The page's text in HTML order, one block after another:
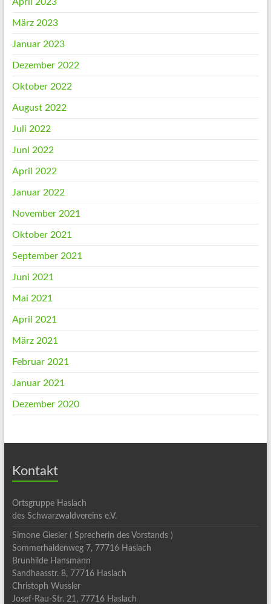
März 2023
Januar 2023
Dezember 2022
Oktober 2022
August 2022
Juli 2022
Juni 2022
April 2022
Januar 2022
November 2021
Oktober 2021
September 2021
Juni 2021
Mai 2021
April 2021
März 2021
Februar 2021
Januar 2021
Dezember 2020
Kontakt
Ortsgruppe Haslach
des Schwarzwaldvereins e.V.
Simone Giesler ( Sprecherin des Vorstands )
Sommerhaldenweg 7, 77716 Haslach
Brunhilde Hansmann
Sandhaasstr. 8, 77716 Haslach
Christoph Wussler
Josef-Rau-Str. 21, 77716 Haslach